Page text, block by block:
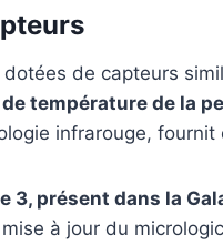
de capteurs
température de la
infrarouge,
3, présent dans la
à jour du